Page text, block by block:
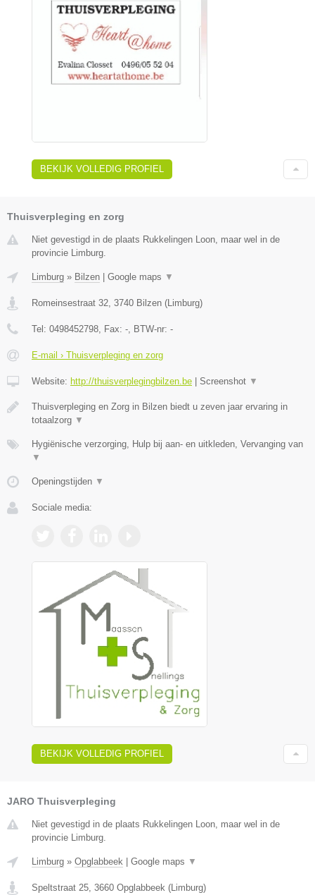
BEKIJK VOLLEDIG PROFIEL
Thuisverpleging en zorg
Niet gevestigd in de plaats Rukkelingen Loon, maar wel in de
provincie Limburg.
Limburg » Bilzen Google maps ▼
Romeinsestraat 32, 3740 Bilzen (Limburg)
Tel: 0498452798, Fax: -, BTW-nr: -
E-mail › Thuisverpleging en zorg
Website: http://thuisverplegingbilzen.be Screenshot ▼
Thuisverpleging en Zorg in Bilzen biedt u zeven jaar ervaring in
totaalzorg ▼
Hygiënische verzorging, Hulp bij aan- en uitkleden, Vervanging van
▼
Openingstijden ▼
Sociale media:
BEKIJK VOLLEDIG PROFIEL
JARO Thuisverpleging
Niet gevestigd in de plaats Rukkelingen Loon, maar wel in de
provincie Limburg.
Limburg » Opglabbeek Google maps ▼
Speltstraat 25, 3660 Opglabbeek (Limburg)